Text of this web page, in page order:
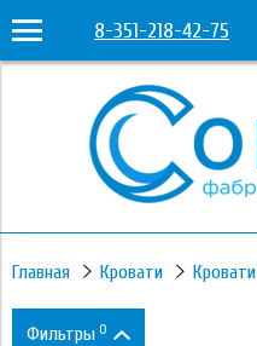
8-351-218-42-75
Главная Кровати Кровати
Фильтры 0